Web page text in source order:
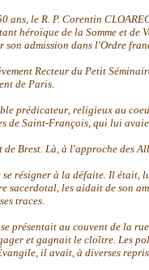
ans, le R. P. Corentin
héroïque de la Somme et de
son admission dans l'Ordre
Recteur du Petit
de Paris.
prédicateur, religieux au
de Saint-François, qui lui
Brest. Là, à l'approche des
résigner à la défaite. Il était,
sacerdotal, les aidait de son
traces.
présentait au couvent de la
et gagnait le cloître. Les
, il avait, à diverses